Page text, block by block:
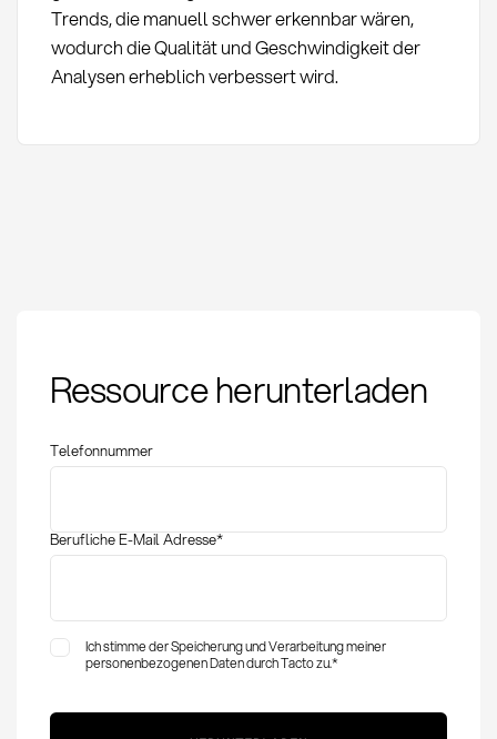
Trends, die manuell schwer erkennbar wären,
wodurch die Qualität und Geschwindigkeit der
Analysen erheblich verbessert wird.
Definition, Methoden
und strategische
Ressource herunterladen
Telefonnummer
Berufliche E-Mail Adresse*
Ich stimme der Speicherung und Verarbeitung meiner
personenbezogenen Daten durch Tacto zu.*